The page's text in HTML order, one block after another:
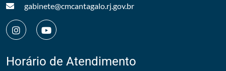
gabinete@cmcantagalo.rj.gov.br
Horário de Atendimento